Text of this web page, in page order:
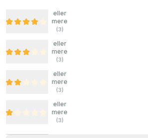
eller
mere
(3)
eller
mere
(3)
eller
mere
(3)
eller
mere
(3)